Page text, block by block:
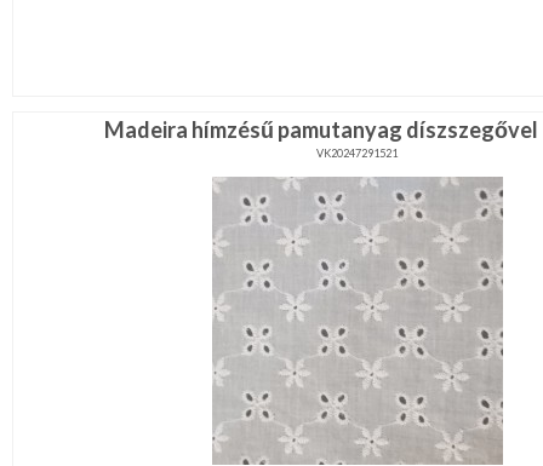
Madeira hímzésű pamutanyag díszszegővel
VK20247291521